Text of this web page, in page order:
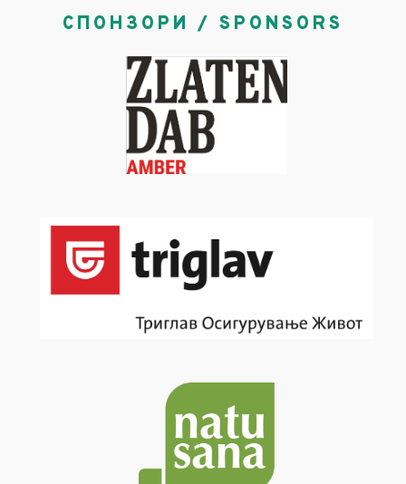
СПОНЗОРИ / SPONSORS